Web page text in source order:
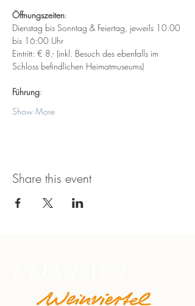
Öffnungszeiten:
Dienstag bis Sonntag & Feiertag, jeweils 10.00
bis 16:00 Uhr
Eintritt: € 8,- (inkl. Besuch des ebenfalls im
Schloss befindlichen Heimatmuseums)
Führung:
Show More
Share this event